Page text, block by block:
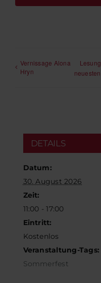
Vernissage Alona
Hryn
DETAILS
Datum:
30. August 2026
Zeit:
11:00 - 17:00
Eintritt:
Kostenlos
Veranstaltung-Tags:
Sommerfest